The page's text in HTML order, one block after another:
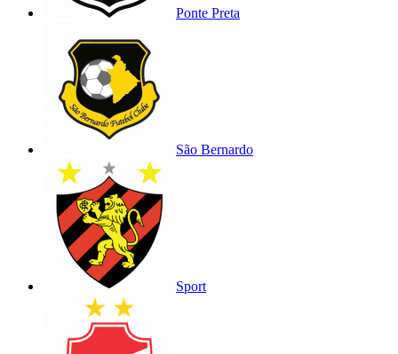
Ponte Preta
São Bernardo
Sport